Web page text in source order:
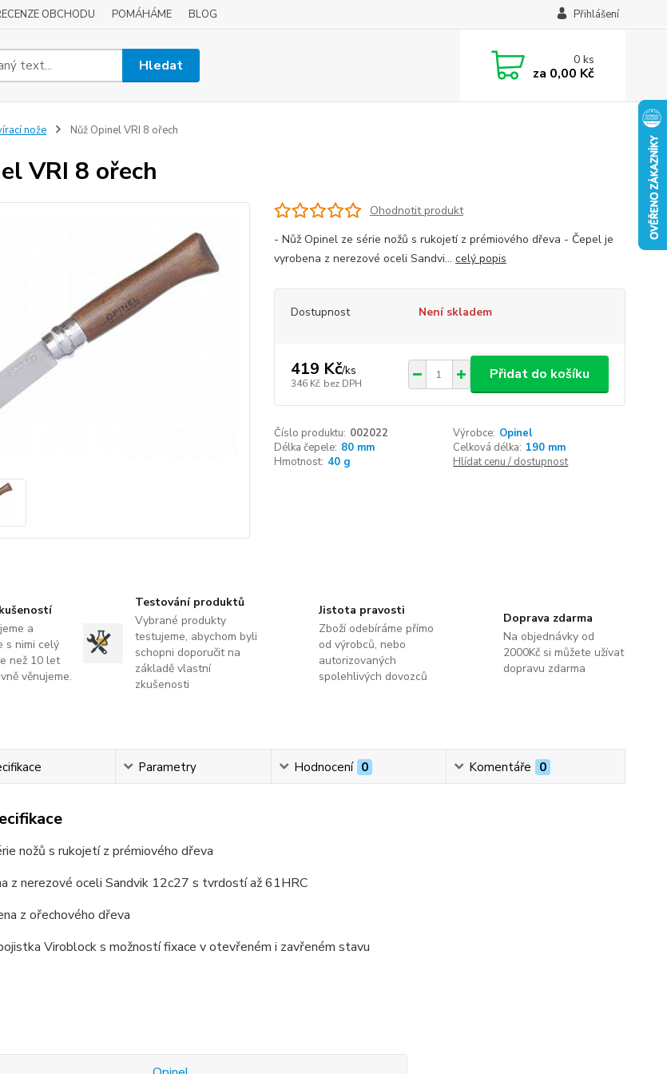
OBCHODU POMÁHÁME BLOG Přihlášení
Hledat 0ks
za 0,00 Kč
nože Nůž Opinel VRI 8 ořech
VRI 8 ořech
Ohodnotit produkt
- Nůž Opinel ze série nožů s rukojetí z prémiového dřeva - Čepel je
vyrobena z nerezové oceli Sandvi... celý popis
Dostupnost Není skladem
419 Kč/ks
346 Kč bez DPH
Přidat do košíku
Číslo produktu: 002022 Výrobce: Opinel
Délka čepele: 80 mm Celková délka: 190 mm
Hmotnost: 40 g Hlídat cenu / dostupnost
a
s nimi celý
než 10 let
věnujeme.
Testování produktů
Vybrané produkty
testujeme, abychom byli
schopni doporučit na
základě vlastní
zkušenosti
Jistota pravosti
Zboží odebíráme přímo
od výrobců, nebo
autorizovaných
spolehlivých dovozců
Doprava zdarma
Na objednávky od
2000Kč si můžete užívat
dopravu zdarma
Parametry Hodnocení 0 Komentáře 0
nožů s rukojetí z prémiového dřeva
z nerezové oceli Sandvik 12c27 s tvrdostí až 61HRC
z ořechového dřeva
Viroblock s možností fixace v otevřeném i zavřeném stavu